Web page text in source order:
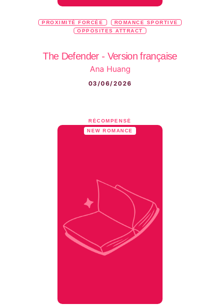
PROXIMITÉ FORCÉE
ROMANCE SPORTIVE
OPPOSITES ATTRACT
The Defender - Version française
Ana Huang
03/06/2026
RÉCOMPENSÉ
NEW ROMANCE